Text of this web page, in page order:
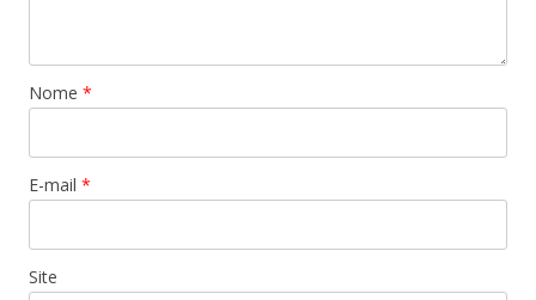
Nome *
E-mail *
Site